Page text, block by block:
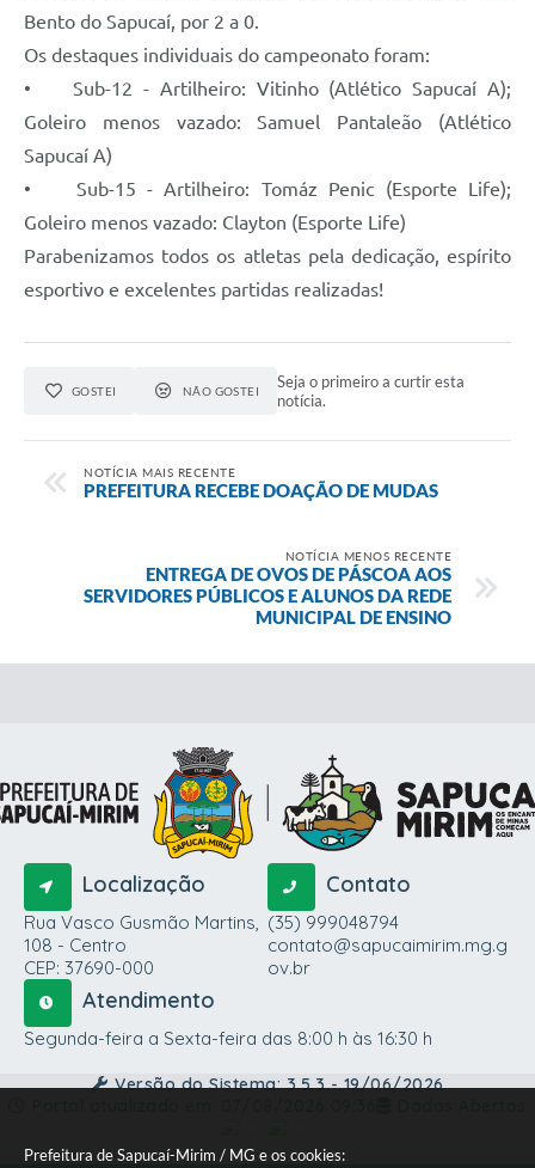
Prefeitura de Sapucaí-Mirim / MG e os cookies:
Bento do Sapucaí, por 2 a 0.
Os destaques individuais do campeonato foram:
• Sub-12 - Artilheiro: Vitinho (Atlético Sapucaí A);
Goleiro menos vazado: Samuel Pantaleão (Atlético
Sapucaí A)
• Sub-15 - Artilheiro: Tomáz Penic (Esporte Life);
Goleiro menos vazado: Clayton (Esporte Life)
Parabenizamos todos os atletas pela dedicação, espírito
esportivo e excelentes partidas realizadas!
GOSTEI NÃO GOSTEI
Seja o primeiro a curtir esta
notícia.
NOTÍCIA MAIS RECENTE
PREFEITURA RECEBE DOAÇÃO DE MUDAS
NOTÍCIA MENOS RECENTE
ENTREGA DE OVOS DE PÁSCOA AOS
SERVIDORES PÚBLICOS E ALUNOS DA REDE
MUNICIPAL DE ENSINO
Localização
Rua Vasco Gusmão Martins,
108 - Centro
CEP: 37690-000
Contato
(35) 999048794
contato@sapucaimirim.mg.g
ov.br
Atendimento
Segunda-feira a Sexta-feira das 8:00 h às 16:30 h
Versão do Sistema:3.5.3 - 19/06/2026